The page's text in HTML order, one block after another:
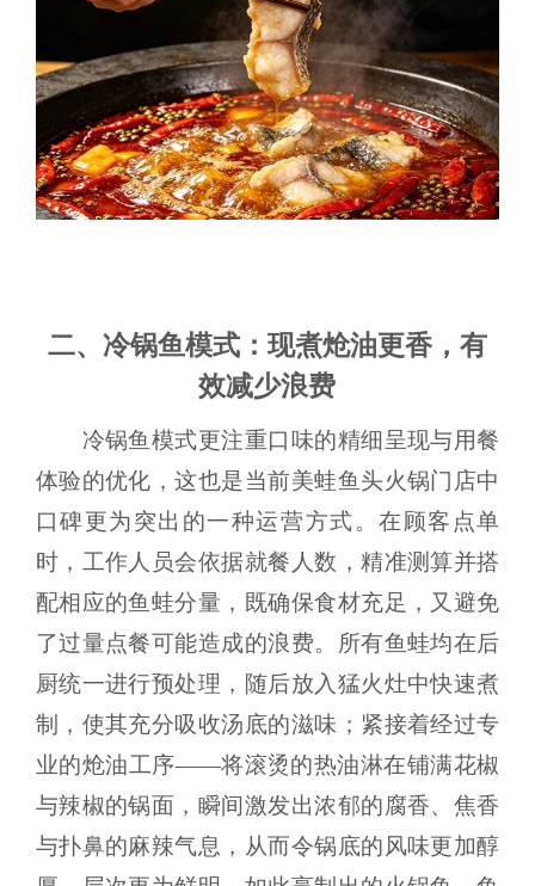
二、冷锅鱼模式：现煮炝油更香，有
效减少浪费
冷锅鱼模式更注重口味的精细呈现与用餐
体验的优化，这也是当前美蛙鱼头火锅门店中
口碑更为突出的一种运营方式。在顾客点单
时，工作人员会依据就餐人数，精准测算并搭
配相应的鱼蛙分量，既确保食材充足，又避免
了过量点餐可能造成的浪费。所有鱼蛙均在后
厨统一进行预处理，随后放入猛火灶中快速煮
制，使其充分吸收汤底的滋味；紧接着经过专
业的炝油工序——将滚烫的热油淋在铺满花椒
与辣椒的锅面，瞬间激发出浓郁的腐香、焦香
与扑鼻的麻辣气息，从而令锅底的风味更加醇